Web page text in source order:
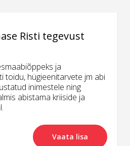
Risti tegevust
ja
toidu, hügieenitarvete jm abi
inimestele ning
abistama kriiside ja
Vaata lisa